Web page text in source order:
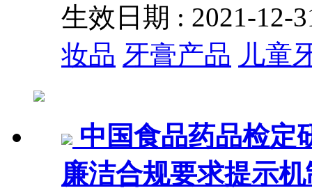
生效日期 : 2021-12-
妆品 牙膏产品 儿童
中国食品药品检定
廉洁合规要求提示